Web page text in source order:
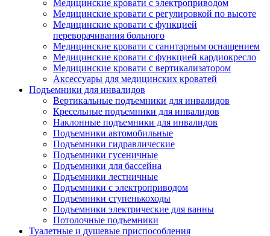
Медицинские кровати с электроприводом
Медицинские кровати с регулировкой по высоте
Медицинские кровати с функцией
переворачивания больного
Медицинские кровати с санитарным оснащением
Медицинские кровати с функцией кардиокресло
Медицинские кровати с вертикализатором
Аксессуары для медицинских кроватей
Подъемники для инвалидов
Вертикальные подъемники для инвалидов
Кресельные подъемники для инвалидов
Наклонные подъемники для инвалидов
Подъемники автомобильные
Подъемники гидравлические
Подъемники гусеничные
Подъемники для бассейна
Подъемники лестничные
Подъемники с электроприводом
Подъемники ступенькоходы
Подъемники электрические для ванны
Потолочные подъемники
Туалетные и душевые приспособления